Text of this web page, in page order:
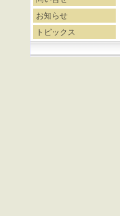
お知らせ
トピックス